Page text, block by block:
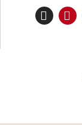
I
m
P
t